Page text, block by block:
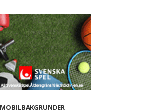
MOBILBAKGRUNDER